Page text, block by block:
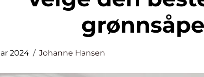
2024 Johanne Hansen